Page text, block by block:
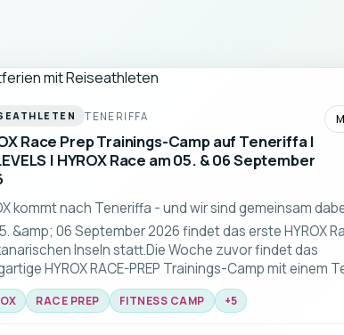
TENERIFFA
Race Prep Trainings-Camp auf Teneriffa |
| HYROX Race am 05. & 06 September
kommt nach Teneriffa - und wir sind gemeinsam
&amp; 06 September 2026 findet das erste HYROX
Inseln statt.Die Woche zuvor findet das
HYROX RACE-PREP Trainings-Camp mit einem
Profis statt – für alle Fitnesslevel.
RACE PREP FITNESS CAMP +5